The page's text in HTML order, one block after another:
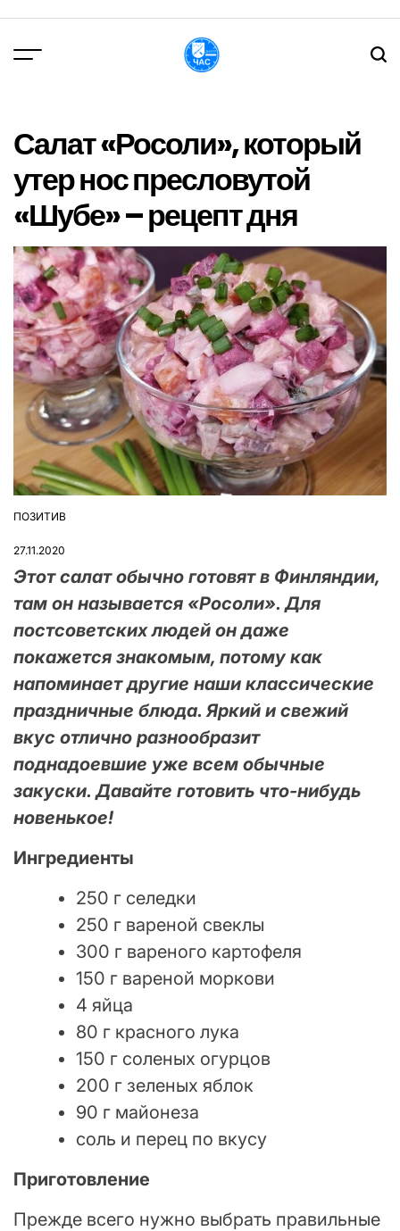
вмісту
Салат «Росоли», который
утер нос пресловутой
«Шубе» – рецепт дня
ОПУБЛІКУВАТИ
ПОЗИТИВ
27.11.2020
Этот салат обычно готовят в Финляндии,
там он называется «Росоли». Для
постсоветских людей он даже
покажется знакомым, потому как
напоминает другие наши классические
праздничные блюда. Яркий и свежий
вкус отлично разнообразит
поднадоевшие уже всем обычные
закуски. Давайте готовить что-нибудь
новенькое!
Ингредиенты
250 г селедки
250 г вареной свеклы
300 г вареного картофеля
150 г вареной моркови
4 яйца
80 г красного лука
150 г соленых огурцов
200 г зеленых яблок
90 г майонеза
соль и перец по вкусу
Приготовление
Прежде всего нужно выбрать правильные